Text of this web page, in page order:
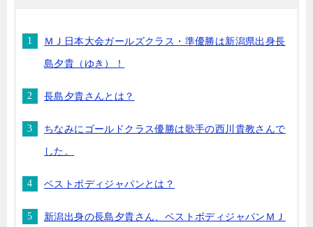
ＭＪ日本大会ガールズクラス・準優勝は新潟県出身長
島夕貴（ゆき）！
長島夕貴さんとは？
ちなみにゴールドクラス優勝は歌手の西川貴教さんで
した。
ベストボディジャパンとは？
新潟出身の長島夕貴さん、ベストボディジャパンＭＪ